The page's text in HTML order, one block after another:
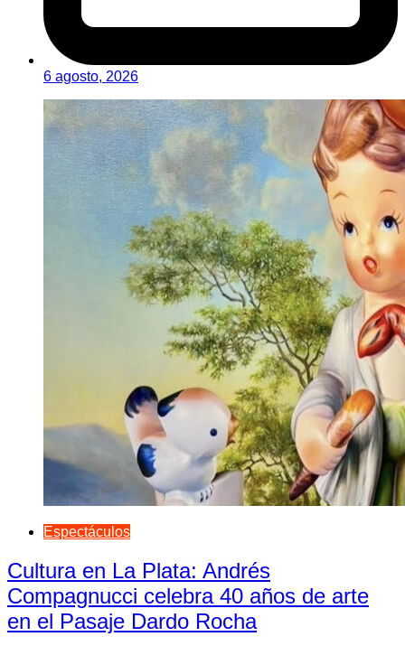
6 agosto, 2026
Espectáculos
Cultura en La Plata: Andrés
Compagnucci celebra 40 años de arte
en el Pasaje Dardo Rocha